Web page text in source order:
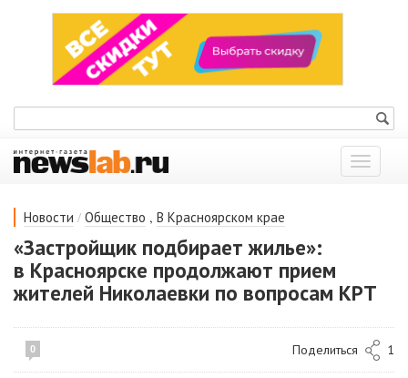
Показать
меню
Новости / Общество , В Красноярском крае
«Застройщик подбирает жилье»:
в Красноярске продолжают прием
жителей Николаевки по вопросам КРТ
0 Поделиться 1